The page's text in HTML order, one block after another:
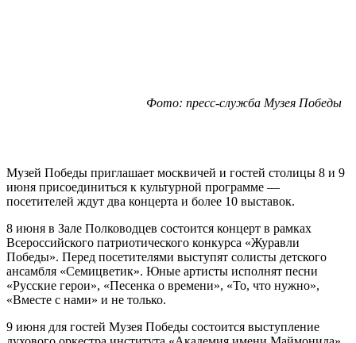
Фото: пресс-служба Музея Победы
Музей Победы приглашает москвичей и гостей столицы 8 и 9
июня присоединиться к культурной программе —
посетителей ждут два концерта и более 10 выставок.
8 июня в Зале Полководцев состоится концерт в рамках
Всероссийского патриотического конкурса «Журавли
Победы». Перед посетителями выступят солисты детского
ансамбля «Семицветик». Юные артисты исполнят песни
«Русские герои», «Песенка о времени», «То, что нужно»,
«Вместе с нами» и не только.
9 июня для гостей Музея Победы состоится выступление